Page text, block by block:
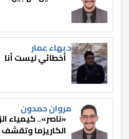
د.بهاء عمار
أخطائي ليست أنا
مروان حمدون
«ناصر».. كيمياء
الكاريزما وتقشف